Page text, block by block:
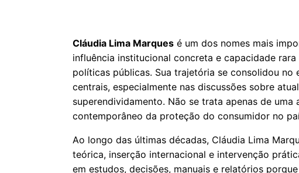
Cláudia Lima Marques é um dos nomes mais
influência institucional concreta e capacidade
políticas públicas. Sua trajetória se consolidou
centrais, especialmente nas discussões sobre
superendividamento. Não se trata apenas de
contemporâneo da proteção do consumidor no
Ao longo das últimas décadas, Cláudia Lima
teórica, inserção internacional e intervenção
em estudos, decisões, manuais e relatórios